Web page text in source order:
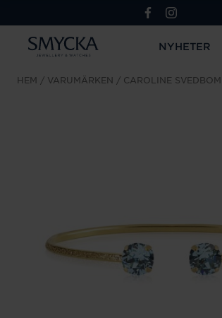
NYHETER
HEM VARUMÄRKEN CAROLINE SVEDBOM